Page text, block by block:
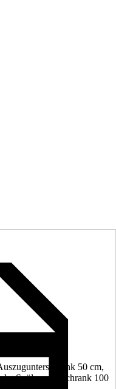
50 cm,
Spülenunterschrank 100